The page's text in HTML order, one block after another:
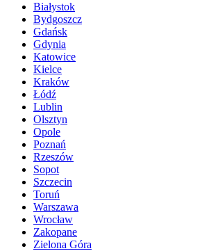
Białystok
Bydgoszcz
Gdańsk
Gdynia
Katowice
Kielce
Kraków
Łódź
Lublin
Olsztyn
Opole
Poznań
Rzeszów
Sopot
Szczecin
Toruń
Warszawa
Wrocław
Zakopane
Zielona Góra